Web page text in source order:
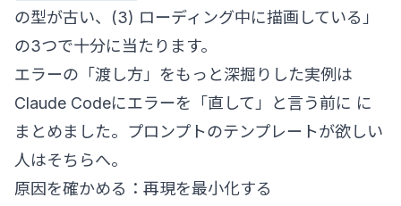
の型が古い、(3) ローディング中に描画している」
の3つで十分に当たります。
エラーの「渡し方」をもっと深掘りした実例は
Claude Codeにエラーを「直して」と言う前に に
まとめました。プロンプトのテンプレートが欲しい
人はそちらへ。
原因を確かめる：再現を最小化する